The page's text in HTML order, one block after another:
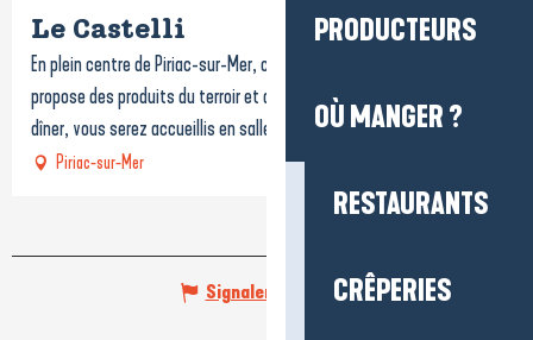
PRODUCTEURS
OÙ MANGER ?
RESTAURANTS
CRÊPERIES
Le Castelli
En plein centre de Piriac-sur-Mer, ce restaurant de bord de mer vous
propose des produits du terroir et de la mer. Du petit-déjeuner au
dîner, vous serez accueillis en salle...
Piriac-sur-Mer
Réservable
Signaler une erreur